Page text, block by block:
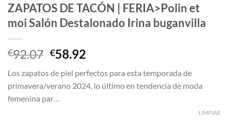
ZAPATOS DE TACÓN | FERIA>Polin et
moi Salón Destalonado Irina buganvilla
€92.07 El
original
era:
€92.07.
€58.92
actual
es:
Los zapatos de piel perfectos para esta temporada de
primavera/verano 2024, lo último en tendencia de moda
femenina par…
LIMPIAR